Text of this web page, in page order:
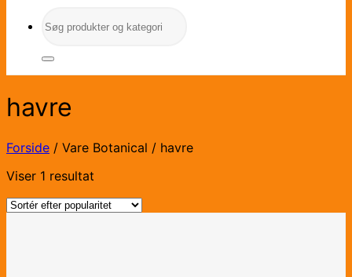
efter:
havre
Forside / Vare Botanical / havre
Viser 1 resultat